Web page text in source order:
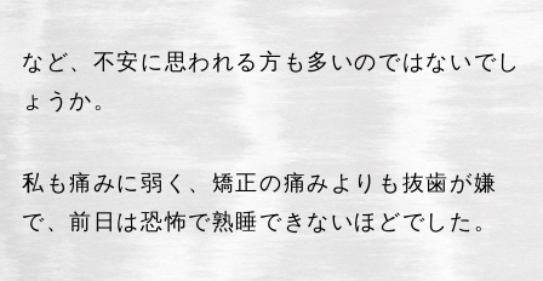
など、不安に思われる方も多いのではないでし
ょうか。
私も痛みに弱く、矯正の痛みよりも抜歯が嫌
で、前日は恐怖で熟睡できないほどでした。